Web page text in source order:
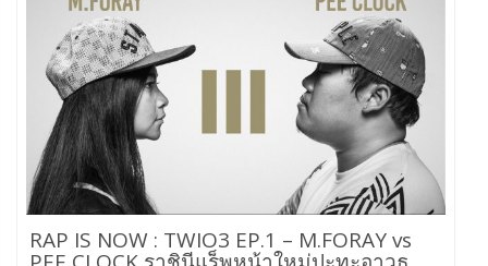
RAP IS NOW : TWIO3 EP.1 – M.FORAY vs